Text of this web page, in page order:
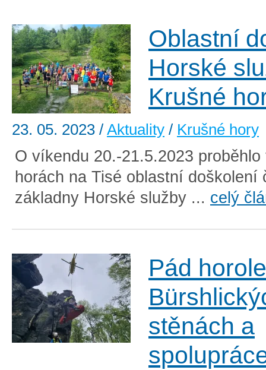
Oblastní
Horské
Krušné
23. 05. 2023 / Aktuality / Krušné hory
O víkendu 20.-21.5.2023
horách na Tisé oblastní doškolení
základny Horské služby ... celý
Pád
stěnách a